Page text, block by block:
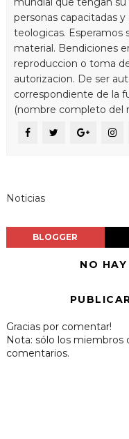
personas capacitadas
teologicas. Esperamos
material. Bendiciones
reproduccion o toma
autorizacion. De ser
correspondiente de la
(nombre completo del
Noticias
BLOGGER
NO
Gracias por comentar!
Nota: sólo los
comentarios.